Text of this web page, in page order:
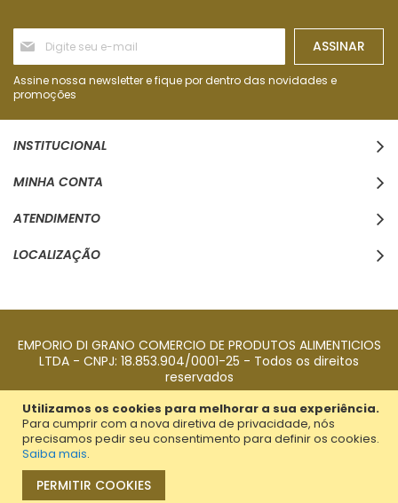
Utilizamos os cookies para melhorar a sua experiência.
Para cumprir com a nova diretiva de privacidade, nós
precisamos pedir seu consentimento para definir os cookies.
Saiba mais.
PERMITIR COOKIES
Inscreva-
se
na
nossa
Newsletter:
ASSINAR
Assine nossa newsletter e fique por dentro das novidades e
promoções
INSTITUCIONAL
MINHA CONTA
ATENDIMENTO
LOCALIZAÇÃO
EMPORIO DI GRANO COMERCIO DE PRODUTOS ALIMENTICIOS
LTDA - CNPJ: 18.853.904/0001-25 - Todos os direitos
reservados